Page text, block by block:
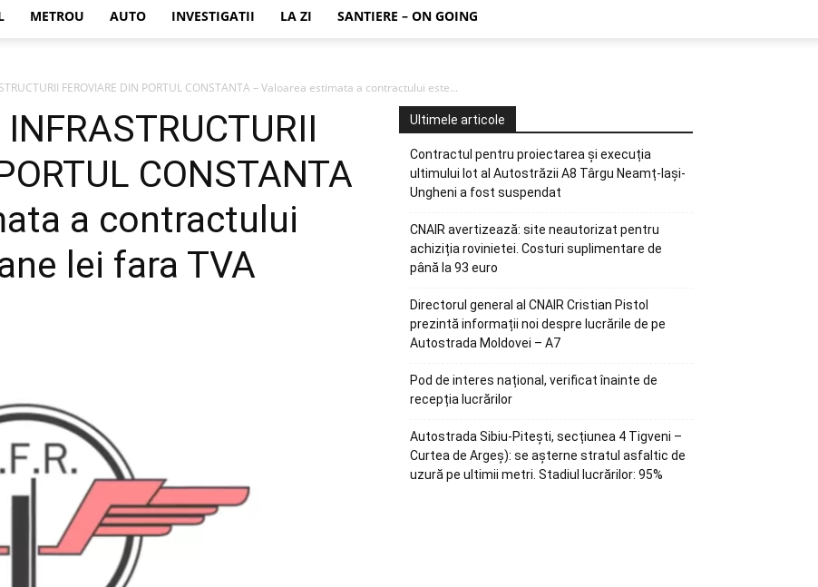
Infrapress
METROU AUTO INVESTIGATII LA ZI SANTIERE – ON GOING
FEROVIARE DIN PORTUL CONSTANTA – Valoarea estimata a contractului este...
CONSTANTA
a contractului
lei fara TVA
Ultimele articole
Contractul pentru proiectarea și execuția
ultimului lot al Autostrăzii A8 Târgu Neamț-Iași-
Ungheni a fost suspendat
CNAIR avertizează: site neautorizat pentru
achiziția rovinietei. Costuri suplimentare de
până la 93 euro
Directorul general al CNAIR Cristian Pistol
prezintă informații noi despre lucrările de pe
Autostrada Moldovei – A7
Pod de interes național, verificat înainte de
recepția lucrărilor
Autostrada Sibiu-Pitești, secțiunea 4 Tigveni –
Curtea de Argeș): se așterne stratul asfaltic de
uzură pe ultimii metri. Stadiul lucrărilor: 95%